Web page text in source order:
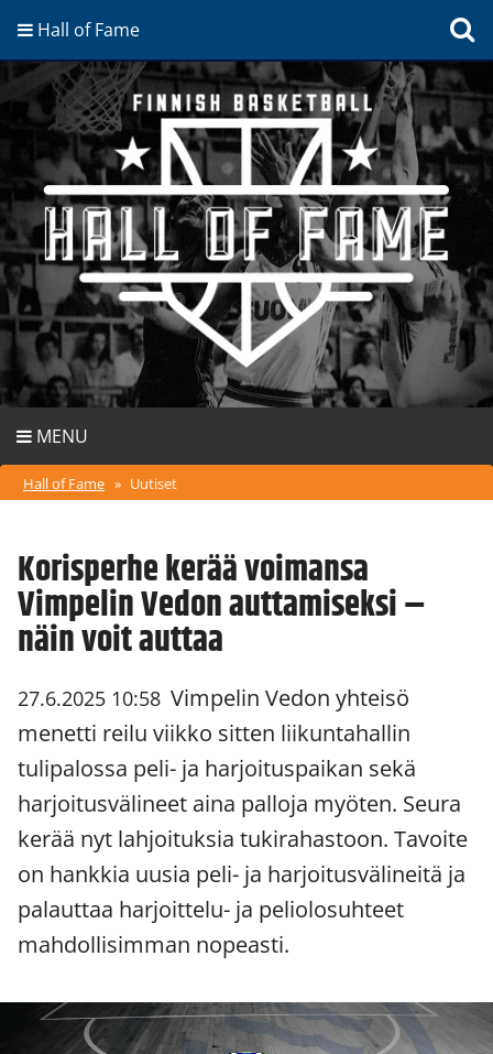
Hall of Fame
MENU
Hall of Fame » Uutiset
Korisperhe kerää voimansa
Vimpelin Vedon auttamiseksi –
näin voit auttaa
27.6.2025 10:58 Vimpelin Vedon yhteisö
menetti reilu viikko sitten liikuntahallin
tulipalossa peli- ja harjoituspaikan sekä
harjoitusvälineet aina palloja myöten. Seura
kerää nyt lahjoituksia tukirahastoon. Tavoite
on hankkia uusia peli- ja harjoitusvälineitä ja
palauttaa harjoittelu- ja peliolosuhteet
mahdollisimman nopeasti.